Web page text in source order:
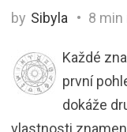
by Sibyla 8 min
Každé
první
dokáže
vlastnosti